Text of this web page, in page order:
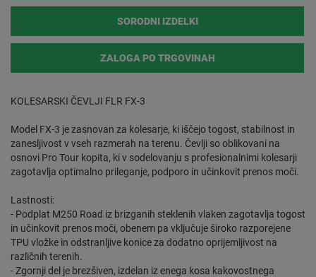
SORODNI IZDELKI
ZALOGA PO TRGOVINAH
KOLESARSKI ČEVLJI FLR FX-3
Model FX-3 je zasnovan za kolesarje, ki iščejo togost, stabilnost in
zanesljivost v vseh razmerah na terenu. Čevlji so oblikovani na
osnovi Pro Tour kopita, ki v sodelovanju s profesionalnimi kolesarji
zagotavlja optimalno prileganje, podporo in učinkovit prenos moči.
Lastnosti:
- Podplat M250 Road iz brizganih steklenih vlaken zagotavlja togost
in učinkovit prenos moči, obenem pa vključuje široko razporejene
TPU vložke in odstranljive konice za dodatno oprijemljivost na
različnih terenih.
- Zgornji del je brezšiven, izdelan iz enega kosa kakovostnega